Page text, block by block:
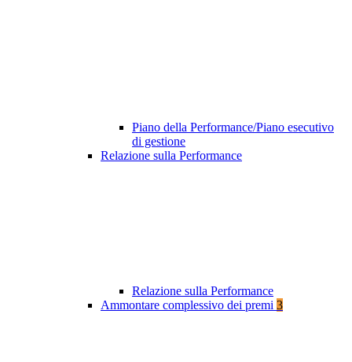
Piano della Performance/Piano esecutivo
di gestione
Relazione sulla Performance
Relazione sulla Performance
Ammontare complessivo dei premi 3